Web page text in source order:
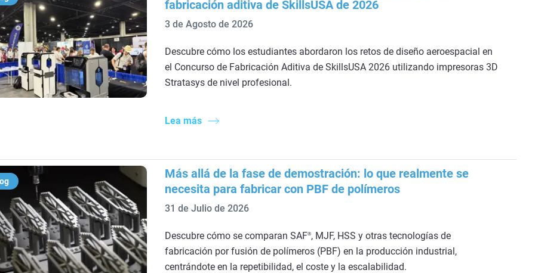
fabricación aditiva de SkillsUSA de 2026
3 de Agosto de 2026
Descubre cómo los estudiantes abordaron los retos de diseño aeroespacial en
el Concurso de Fabricación Aditiva de SkillsUSA 2026 utilizando impresoras 3D
Stratasys de nivel profesional.
Lea más
Más allá de la fase de demostración: lo que realmente se
necesita para fabricar con PBF de polímeros
31 de Julio de 2026
Descubre cómo se comparan SAF®, MJF, HSS y otras tecnologías de
fabricación por fusión de polímeros (PBF) en la producción industrial,
centrándote en la repetibilidad, el coste y la escalabilidad.